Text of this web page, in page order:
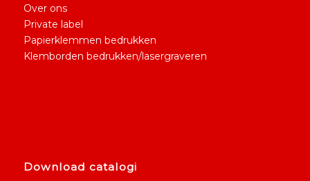
Over ons
Private label
Papierklemmen bedrukken
Klemborden bedrukken/lasergraveren
Download catalogi